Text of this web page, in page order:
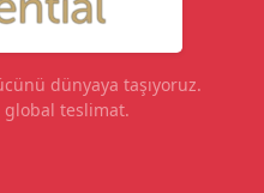
dünyaya taşıyoruz.
teslimat.